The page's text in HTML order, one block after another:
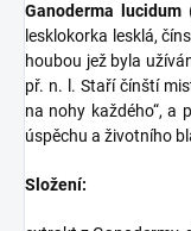
Ganoderma lucidum
lesklokorka lesklá,
houbou jež byla
př. n. l. Staří čínští
na nohy každého“, a
úspěchu a životního
Složení: